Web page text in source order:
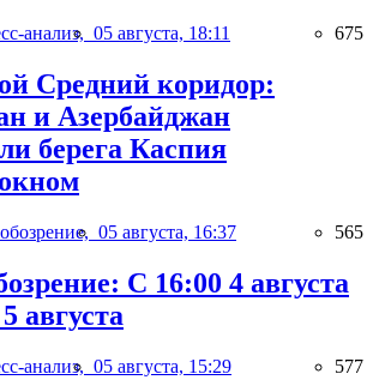
анализ, 05 августа, 18:11 675
Средний коридор:
и Азербайджан
берега Каспия
05 августа, 16:37 565
С 16:00 4 августа
августа
анализ, 05 августа, 15:29 577